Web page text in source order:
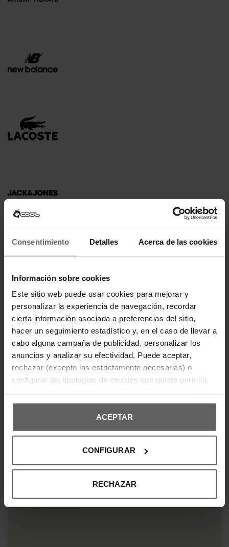
Consentimiento Detalles Acerca de las cookies
Información sobre cookies
Este sitio web puede usar cookies para mejorar y
personalizar la experiencia de navegación, recordar
cierta información asociada a preferencias del sitio,
hacer un seguimiento estadístico y, en el caso de llevar a
cabo alguna campaña de publicidad, personalizar los
anuncios y analizar su efectividad. Puede aceptar,
rechazar (excepto las estrictamente necesarias) o
configurar las tipologías de cookies que quiere permitir.
ACEPTAR
CONFIGURAR
RECHAZAR
NOS PUEDES ENCONTRAR EN